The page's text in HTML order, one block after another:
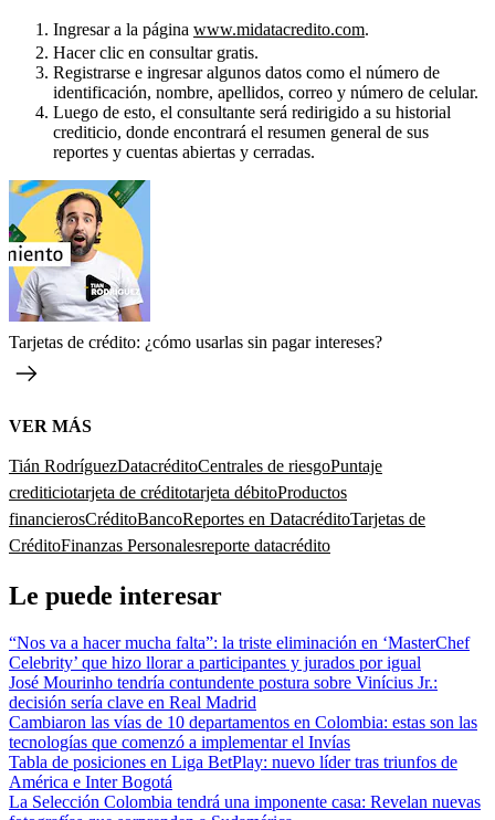
Ingresar a la página www.midatacredito.com.
Hacer clic en consultar gratis.
Registrarse e ingresar algunos datos como el número de
identificación, nombre, apellidos, correo y número de celular.
Luego de esto, el consultante será redirigido a su historial
crediticio, donde encontrará el resumen general de sus
reportes y cuentas abiertas y cerradas.
Tarjetas de crédito: ¿cómo usarlas sin pagar intereses?
VER MÁS
Tián RodríguezDatacréditoCentrales de riesgoPuntaje
crediticiotarjeta de créditotarjeta débitoProductos
financierosCréditoBancoReportes en DatacréditoTarjetas de
CréditoFinanzas Personalesreporte datacrédito
Le puede interesar
“Nos va a hacer mucha falta”: la triste eliminación en ‘MasterChef
Celebrity’ que hizo llorar a participantes y jurados por igual
José Mourinho tendría contundente postura sobre Vinícius Jr.:
decisión sería clave en Real Madrid
Cambiaron las vías de 10 departamentos en Colombia: estas son las
tecnologías que comenzó a implementar el Invías
Tabla de posiciones en Liga BetPlay: nuevo líder tras triunfos de
América e Inter Bogotá
La Selección Colombia tendrá una imponente casa: Revelan nuevas